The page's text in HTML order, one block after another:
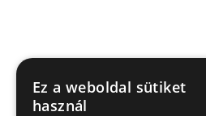
Ez a weboldal sütiket
használ